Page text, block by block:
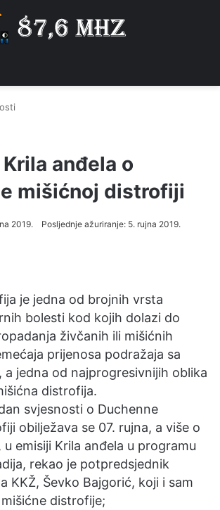
anđela o
mišićnoj distrofiji
2019. Posljednje ažuriranje: 5. rujna 2019.
je jedna od brojnih vrsta
bolesti kod kojih dolazi do
živčanih ili mišićnih
prijenosa podražaja sa
a jedna od najprogresivnijih oblika
distrofija.
svjesnosti o Duchenne
obilježava se 07. rujna, a više o
emisiji Krila anđela u programu
rekao je potpredsjednik
KKŽ, Ševko Bajgorić, koji i sam
distrofije;